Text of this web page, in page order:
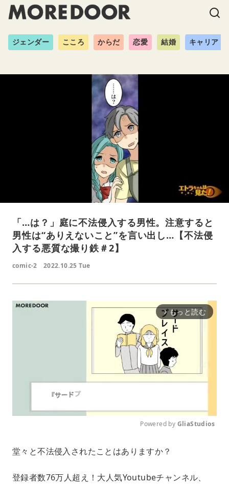
ジェンダー こころ からだ 恋愛 結婚 キャリア
「…は？」庭に不法侵入する男性。注意すると
男性は“ありえないこと”を言い出し…【不法侵
入する悪質な撮り鉄＃2】
comic-2 2022.10.25 Tue
arrow_forward_ios もっと読む
e
Powered by GliaStudios
堂々と不法侵入されたことはありますか？
登録者数76万人超え！大人気Youtubeチャンネル、